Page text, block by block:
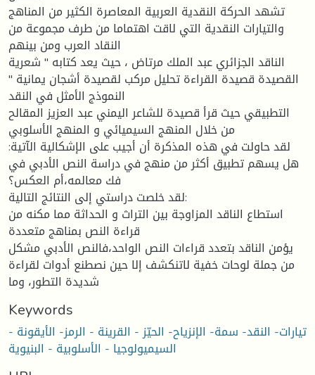
تشهد الحركة النقدية العربية المعاصرة الكثير من المناهج
والتيارات النقدية التي لاقت اهتماما من طرف مجموعة من
النقاد العرب ومن بينهم
الناقد الجزائري عبد الملك مرتاض ، حيث يعد كتابه " شعرية
القصيدة قصيدة القراءة تحليل مركب لقصيدة أشجان يمانية "
النموذج الأمثل في النقد
التطبيقي حيث قرأ قصيدة للشاعر اليمني عبد العزيز المقالح
من خلال المنهج السيميائي و المنهج الأسلوبي
لقد حاولت في هذه المذكرة أن أجيب على الإشكالية الآتية:
هل يسهم تطبيق أكثر من منهج في دراسة النص الأدبي في
فك معالمه،أم العكس؟
لقد خلصت دراستي إلى النتائج التالية:
استطاع الناقد المزاوجة بين التراث و الحداثة مما مكنه من
قراءة النص بمناهج متعددة
يؤمن الناقد بتعدد قراءات النص الواحد،فالنص الأدبي مشكل
من جملة لوحات خفية لاتنكشف إلا حين نصطنع أدوات لقراءة
شديدة التطور، وما
Keywords
تيارات- النقد- سمة- الإنزياح- الحيّز - القرينة - الرمز- الأيقونة -
السيميولوجيا - الأسلوبية - البنيوية